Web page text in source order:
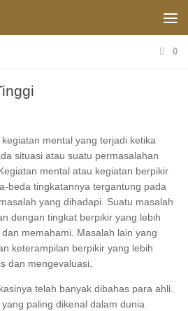
0
mental yang terjadi ketika
situasi atau suatu permasalahan
mental atau kegiatan berpikir
beda tingkatannya tergantung pada
yang dihadapi. Suatu masalah
dengan tingkat berpikir yang lebih
memahami. Masalah lain yang
keterampilan berpikir yang lebih
dan mengevaluasi.
telah banyak dibahas para ahli.
paling dikenal dalam dunia